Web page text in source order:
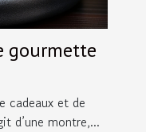
gourmette
cadeaux et de
d’une montre,...